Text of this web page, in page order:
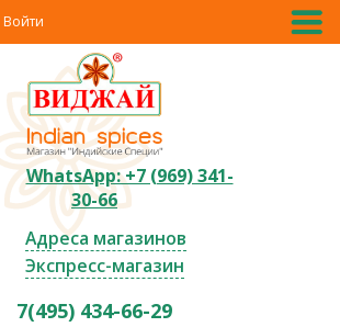
Войти
WhatsApp: +7 (969) 341-
30-66
Адреса магазинов
Экспресс-магазин
7(495) 434-66-29